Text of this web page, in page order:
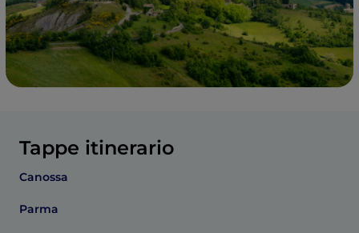
Tappe itinerario
Canossa
Parma